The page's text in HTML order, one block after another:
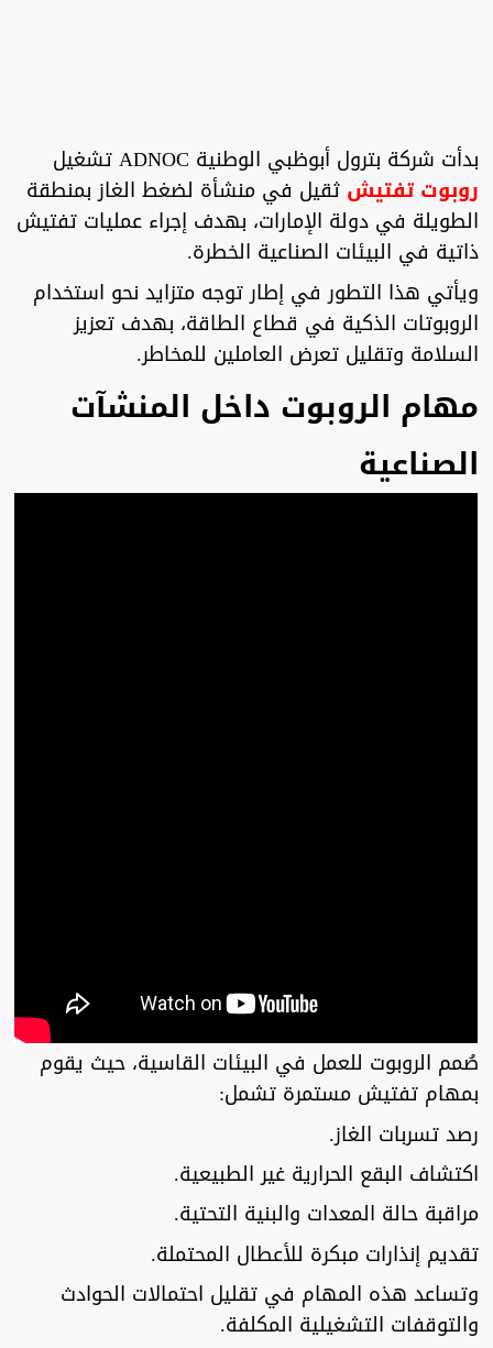
بدأت شركة بترول أبوظبي الوطنية ADNOC تشغيل
روبوت تفتيش ثقيل في منشأة لضغط الغاز بمنطقة
الطويلة في دولة الإمارات، بهدف إجراء عمليات تفتيش
ذاتية في البيئات الصناعية الخطرة.
ويأتي هذا التطور في إطار توجه متزايد نحو استخدام
الروبوتات الذكية في قطاع الطاقة، بهدف تعزيز
السلامة وتقليل تعرض العاملين للمخاطر.
مهام الروبوت داخل المنشآت
الصناعية
صُمم الروبوت للعمل في البيئات القاسية، حيث يقوم
بمهام تفتيش مستمرة تشمل:
رصد تسربات الغاز.
اكتشاف البقع الحرارية غير الطبيعية.
مراقبة حالة المعدات والبنية التحتية.
تقديم إنذارات مبكرة للأعطال المحتملة.
وتساعد هذه المهام في تقليل احتمالات الحوادث
والتوقفات التشغيلية المكلفة.